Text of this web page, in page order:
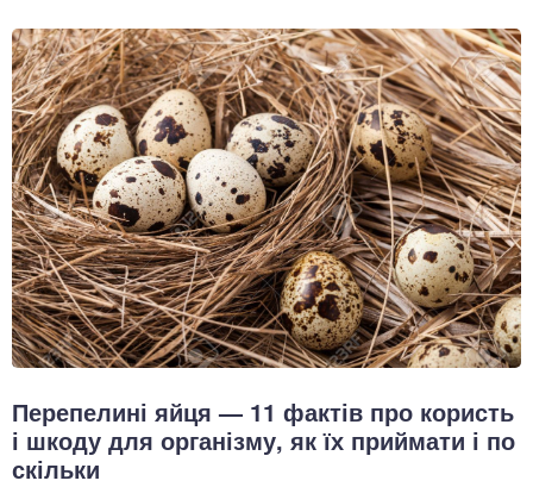
Перепелині яйця — 11 фактів про користь
і шкоду для організму, як їх приймати і по
скільки